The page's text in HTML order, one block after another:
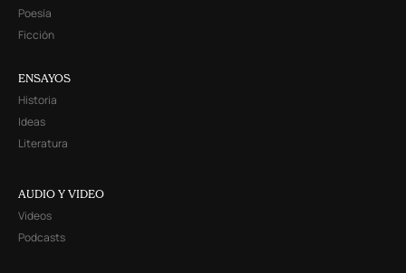
Poesía
Ficción
ENSAYOS
Historia
Ideas
Literatura
AUDIO Y VIDEO
Videos
Podcasts